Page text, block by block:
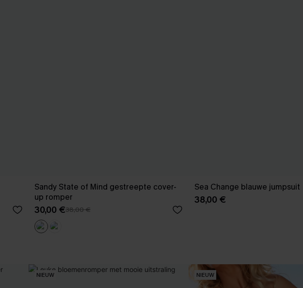
Sandy State of Mind gestreepte cover-
up romper
30,00 €38,00 €
Sea Change blauwe jumpsuit
38,00 €
NIEUW NIEUW